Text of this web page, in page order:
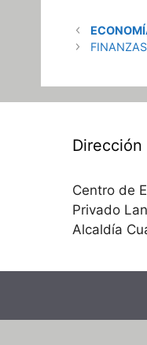
Dirección
Centro de
Privado
Alcaldía